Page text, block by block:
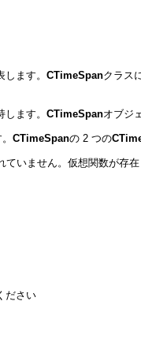
ます。 CTimeSpanクラス
ます。 CTimeSpanオブジ
CTimeSpanの 2 つの
ていません。仮想関数が存在
ださい